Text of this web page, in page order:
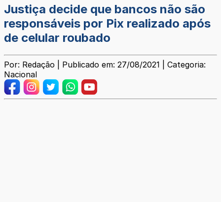
Justiça decide que bancos não são
responsáveis por Pix realizado após
de celular roubado
Por: Redação | Publicado em: 27/08/2021 | Categoria:
Nacional